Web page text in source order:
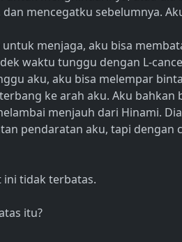
mencegatku sebelumnya.
menjaga, aku bisa
waktu tunggu dengan L-
aku, aku bisa melempar
ke arah aku. Aku bahkan
menjauh dari Hinami.
pendaratan aku, tapi dengan
ini tidak terbatas.
itu?